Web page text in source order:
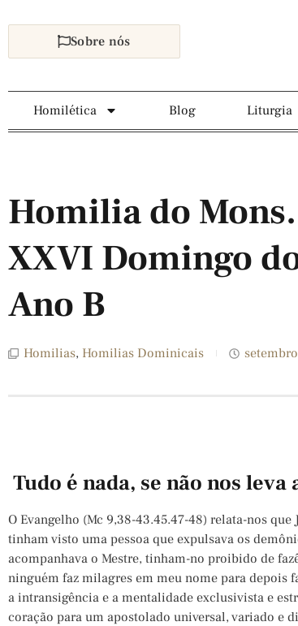
Sobre nós
Homilética Blog Liturgia
Homilia do
XXVI Domingo
Ano B
Homilias, Homilias Dominicais
Tudo é nada, se não nos leva
O Evangelho (Mc 9,38-43.45.47-48) relata-nos
tinham visto uma pessoa que expulsava os
acompanhava o Mestre, tinham-no proibido de
ninguém faz milagres em meu nome para depois
a intransigência e a mentalidade exclusivista e
coração para um apostolado universal, variado e